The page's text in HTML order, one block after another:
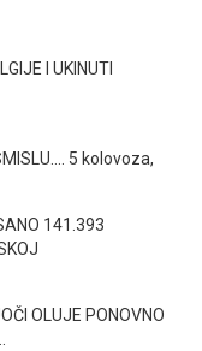
I UKINUTI
5 kolovoza,
141.393
OLUJE PONOVNO